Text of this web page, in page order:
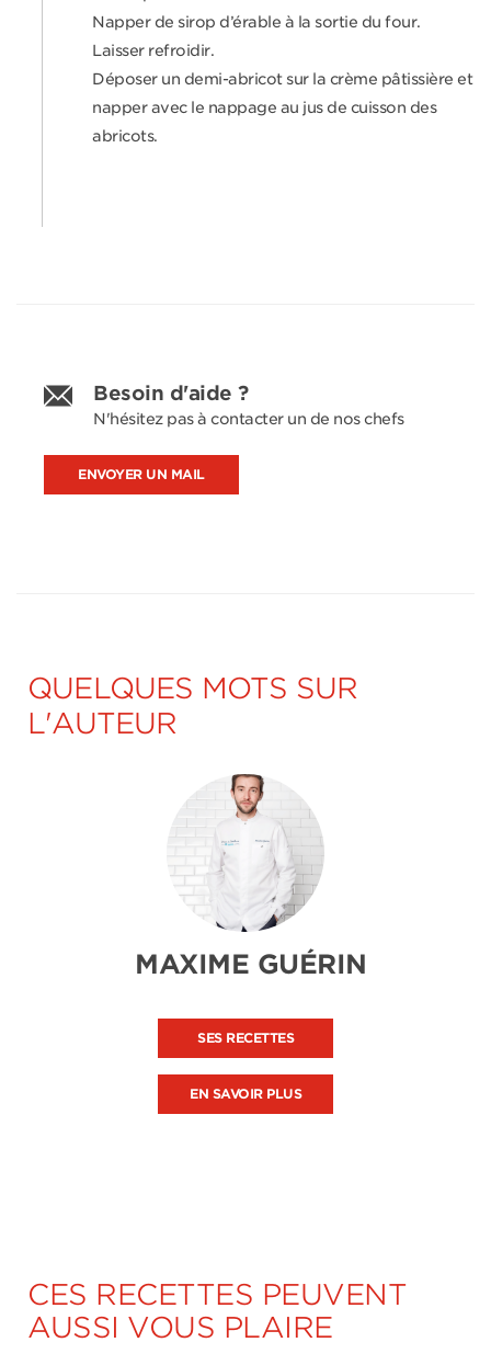
Napper de sirop d’érable à la sortie du four.
Laisser refroidir.
Déposer un demi-abricot sur la crème pâtissière et
napper avec le nappage au jus de cuisson des
abricots.
Besoin d'aide ?
N'hésitez pas à contacter un de nos chefs
ENVOYER UN MAIL
QUELQUES MOTS SUR
L'AUTEUR
MAXIME GUÉRIN
SES RECETTES
EN SAVOIR PLUS
CES RECETTES PEUVENT
AUSSI VOUS PLAIRE